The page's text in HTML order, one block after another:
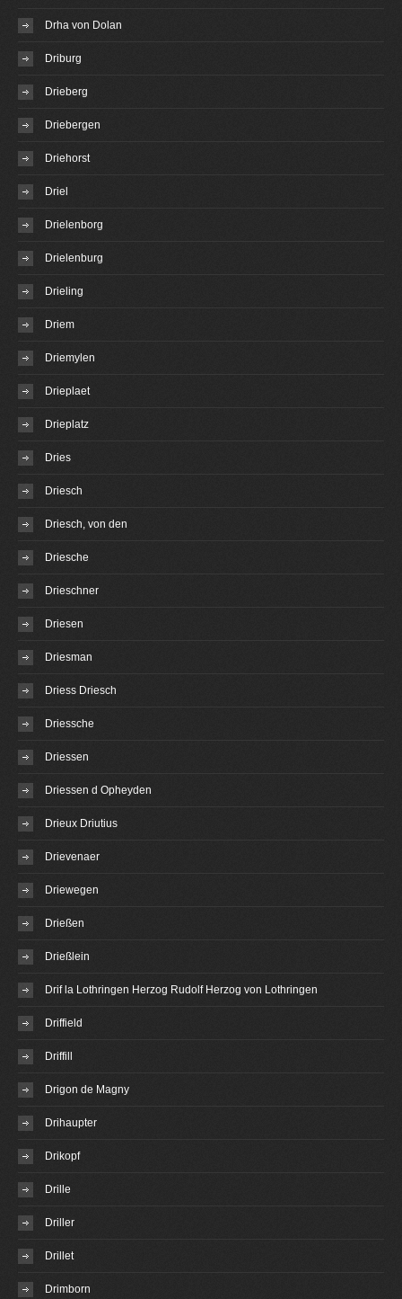
Drha von Dolan
Driburg
Drieberg
Driebergen
Driehorst
Driel
Drielenborg
Drielenburg
Drieling
Driem
Driemylen
Drieplaet
Drieplatz
Dries
Driesch
Driesch, von den
Driesche
Drieschner
Driesen
Driesman
Driess Driesch
Driessche
Driessen
Driessen d Opheyden
Drieux Driutius
Drievenaer
Driewegen
Drießen
Drießlein
Drif la Lothringen Herzog Rudolf Herzog von Lothringen
Driffield
Driffill
Drigon de Magny
Drihaupter
Drikopf
Drille
Driller
Drillet
Drimborn